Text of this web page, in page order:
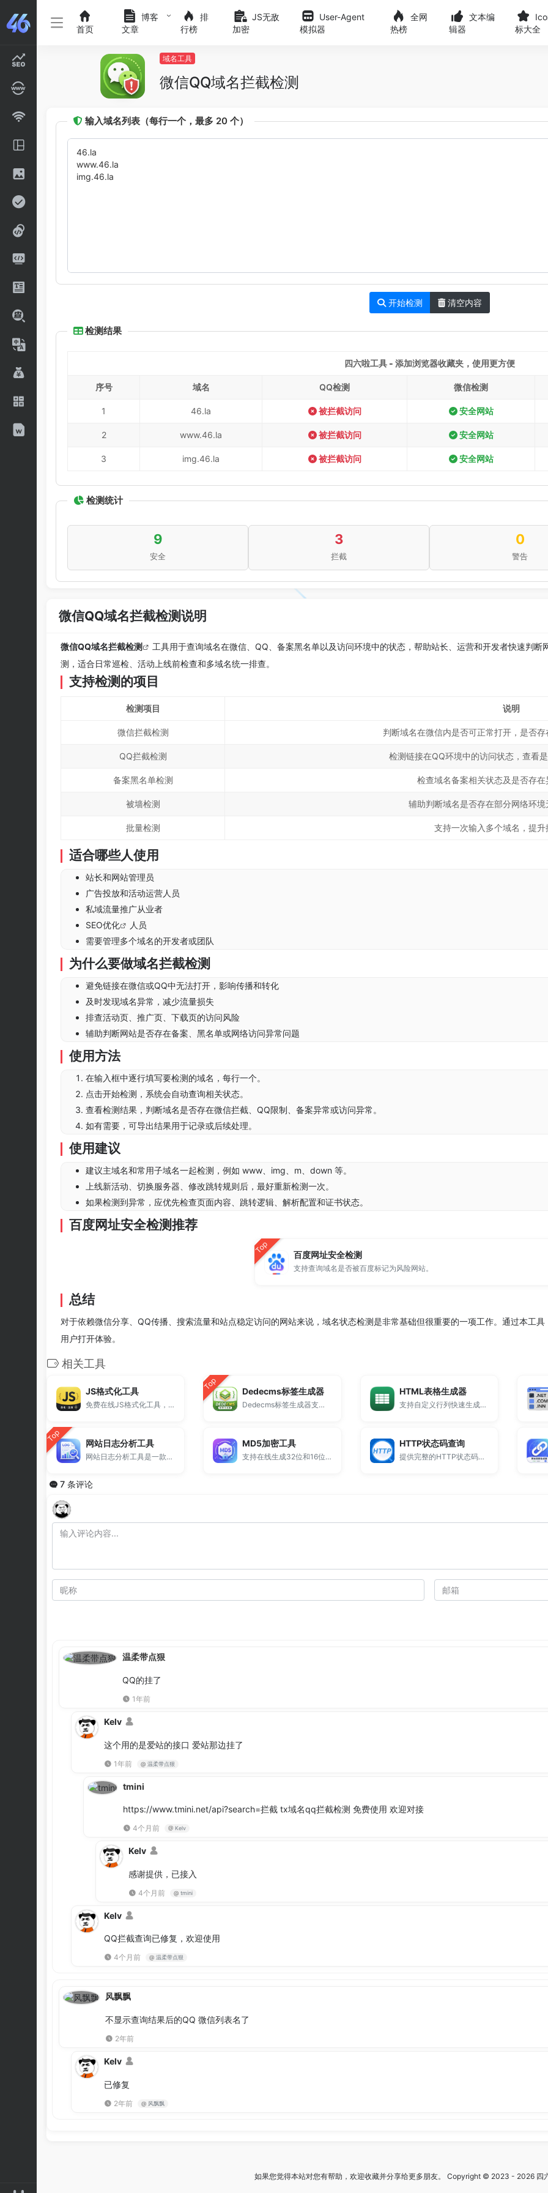
首页
博客
文章
排
行榜
JS无敌
加密
User-Agent
模拟器
全网
热榜
文本编
辑器
标大全
域名工具
微信QQ域名拦截检测
输入域名列表（每行一个，最多 20 个）
开始检测 清空内容
检测结果
四六啦工具 - 添加浏览器收藏夹，使用更方便
序号 域名 QQ检测 微信检测
1 46.la 被拦截访问 安全网站
2 www.46.la 被拦截访问 安全网站
3 img.46.la 被拦截访问 安全网站
检测统计
9
安全
3
拦截
0
警告
微信QQ域名拦截检测说明
微信QQ域名拦截检测
工具用于查询域名在微信、QQ、备案黑名单以及访问环境中的状态，帮助站长、运营和开发者快速判
测，适合日常巡检、活动上线前检查和多域名统一排查。
支持检测的项目
检测项目 说明
微信拦截检测 判断域名在微信内是否可正常打开，是否存
QQ拦截检测 检测链接在QQ环境中的访问状态，查看
备案黑名单检测 检查域名备案相关状态及是否存在
被墙检测 辅助判断域名是否存在部分网络环境
批量检测 支持一次输入多个域名，提升
适合哪些人使用
站长和网站管理员
广告投放和活动运营人员
私域流量推广从业者
SEO优化
人员
需要管理多个域名的开发者或团队
为什么要做域名拦截检测
避免链接在微信或QQ中无法打开，影响传播和转化
及时发现域名异常，减少流量损失
排查活动页、推广页、下载页的访问风险
辅助判断网站是否存在备案、黑名单或网络访问异常问题
使用方法
在输入框中逐行填写要检测的域名，每行一个。
点击开始检测，系统会自动查询相关状态。
查看检测结果，判断域名是否存在微信拦截、QQ限制、备案异常或访问异常。
如有需要，可导出结果用于记录或后续处理。
使用建议
建议主域名和常用子域名一起检测，例如 www、img、m、down 等。
上线新活动、切换服务器、修改跳转规则后，最好重新检测一次。
如果检测到异常，应优先检查页面内容、跳转逻辑、解析配置和证书状态。
百度网址安全检测推荐
Top 百度网址安全检测
支持查询域名是否被百度标记为风险网站。
总结
对于依赖微信分享、QQ传播、搜索流量和站点稳定访问的网站来说，域名状态检测是非常基础但很重要的一项工作。通过本工
用户打开体验。
相关工具
JS格式化工具
免费在线JS格式化工具，支持JS代码美化、压缩、混淆加密与解密，一站式处理JavaScript代码。
Top Dedecms标签生成器
Dedecms标签生成器支持生成常用Dede调用标签，包括arclist、channel等标签代码，提供标签大全与参数配置，适用于织梦CMS模板开发与标签调用学习。
HTML表格生成器
支持自定义行列快速生成Table表格代码，在线一键生成HTML表格。
Top 网站日志分析工具
网站日志分析工具是一款免费的在线日志解析工具，支持Nginx、Apache等服务器访问日志分析。
MD5加密工具
支持在线生成32位和16位MD5值，并提供大小写转换功能。
HTTP状态码查询
提供完整的HTTP状态码查询工具，支持404、500等常见错误代码说明查询。
7 条评论
温柔带点狠
QQ的挂了
1年前
Kelv
这个用的是爱站的接口 爱站那边挂了
1年前 @ 温柔带点狠
tmini
https://www.tmini.net/api?search=拦截 tx域名qq拦截检测 免费使用 欢迎对接
4个月前 @ Kelv
Kelv
感谢提供，已接入
4个月前 @ tmini
Kelv
QQ拦截查询已修复，欢迎使用
4个月前 @ 温柔带点狠
风飘飘
不显示查询结果后的QQ 微信列表名了
2年前
Kelv
已修复
2年前 @ 风飘飘
如果您觉得本站对您有帮助，欢迎收藏并分享给更多朋友。 Copyright © 2023 - 2026 四